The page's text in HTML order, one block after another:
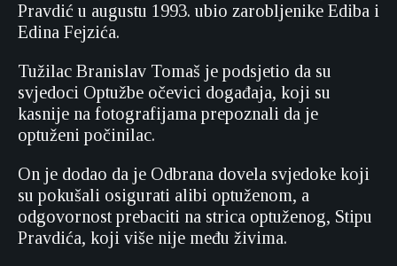
Pravdić u augustu 1993. ubio zarobljenike Ediba i
Edina Fejzića.
Tužilac Branislav Tomaš je podsjetio da su
svjedoci Optužbe očevici događaja, koji su
kasnije na fotografijama prepoznali da je
optuženi počinilac.
On je dodao da je Odbrana dovela svjedoke koji
su pokušali osigurati alibi optuženom, a
odgovornost prebaciti na strica optuženog, Stipu
Pravdića, koji više nije među živima.